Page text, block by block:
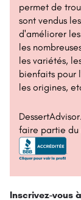
permet de
sont vendus
d'améliorer
les
les variétés,
bienfaits pour
les origines,
faire partie du
Inscrivez-vous